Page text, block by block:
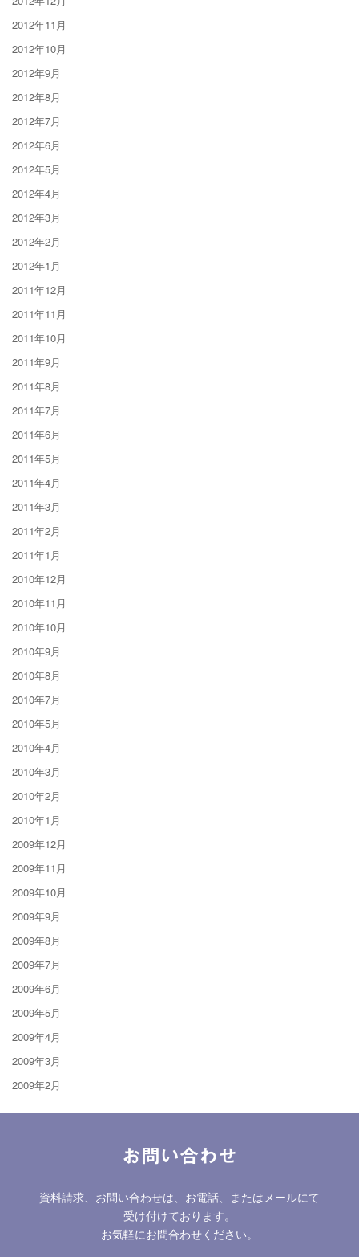
2012年11月
2012年10月
2012年9月
2012年8月
2012年7月
2012年6月
2012年5月
2012年4月
2012年3月
2012年2月
2012年1月
2011年12月
2011年11月
2011年10月
2011年9月
2011年8月
2011年7月
2011年6月
2011年5月
2011年4月
2011年3月
2011年2月
2011年1月
2010年12月
2010年11月
2010年10月
2010年9月
2010年8月
2010年7月
2010年5月
2010年4月
2010年3月
2010年2月
2010年1月
2009年12月
2009年11月
2009年10月
2009年9月
2009年8月
2009年7月
2009年6月
2009年5月
2009年4月
2009年3月
2009年2月
お問い合わせ
資料請求、お問い合わせは、お電話、またはメールにて
受け付けております。
お気軽にお問合わせください。